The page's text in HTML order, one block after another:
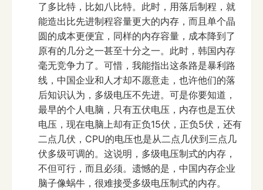
了多比特，比如八比特。此时，用落后制程，就
能造出比先进制程容量更大的内存，而且单个晶
圆的成本更便宜，同样的内存容量，成本降到了
原有的几分之一甚至十分之一。此时，韩国内存
毫无竞争力了。可惜，我能指出这条路是暴利路
线，中国企业和人才却不愿意走，也许他们的落
后知识认为，多级电压不先进。可是你要知道，
最早的个人电脑，只有五伏电压，内存也是五伏
电压，现在电脑上却有正负15伏，正负5伏，还有
二点几伏，CPU的电压也是从二点几伏到三点几
伏多级可调的。这说明，多级电压制式的内存，
不但可行，而且必须。遗憾的是，中国内存企业
脑子像蜗牛，很难接受多级电压制式的内存。